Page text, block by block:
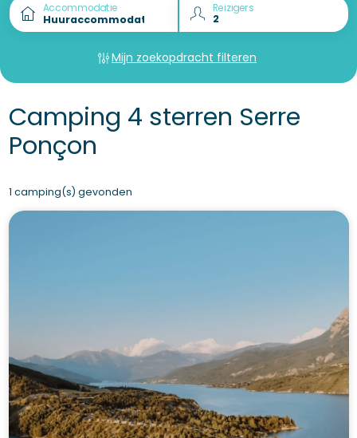
Accommodatie Reizigers
Mijn zoekopdracht filteren
Camping 4 sterren Serre
Ponçon
1 camping(s) gevonden